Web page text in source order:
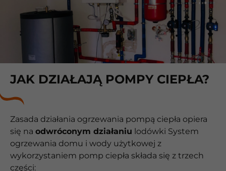
JAK DZIAŁAJĄ POMPY CIEPŁA?
Zasada działania ogrzewania pompą ciepła opiera
się na odwróconym działaniu lodówki System
ogrzewania domu i wody użytkowej z
wykorzystaniem pomp ciepła składa się z trzech
części: